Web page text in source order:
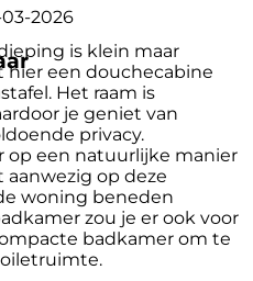
is klein maar
een douchecabine
Het raam is
je geniet van
privacy.
op een natuurlijke manier
op deze
woning beneden
zou je er ook voor
badkamer om te
2026